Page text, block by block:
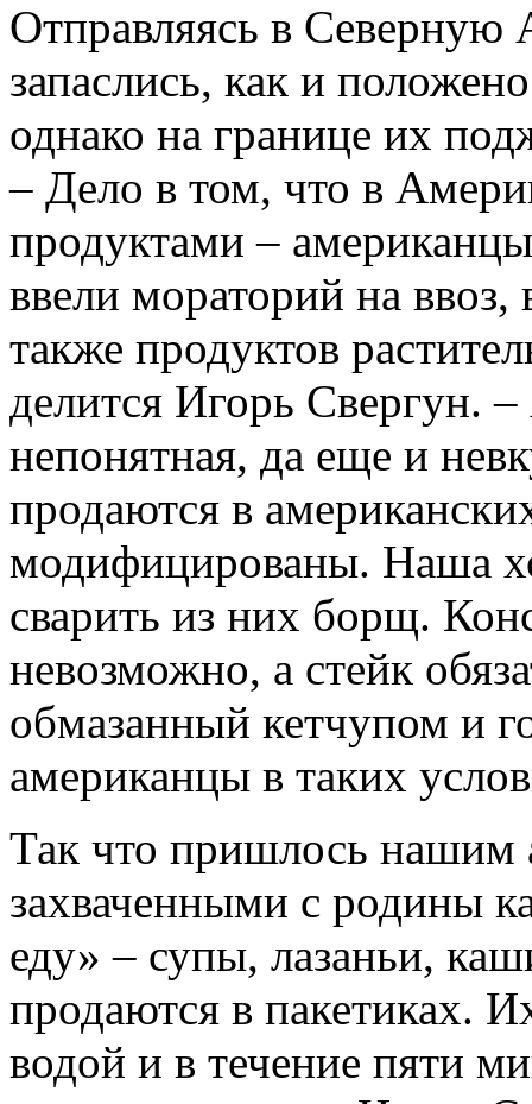
Отправляясь в Северную
запаслись, как и
однако на границе их
– Дело в том, что в
продуктами –
ввели мораторий на ввоз,
также продуктов
делится Игорь Свергун.
непонятная, да еще и
продаются в
модифицированы. Наша
сварить из них борщ.
невозможно, а стейк
обмазанный кетчупом и
американцы в таких
Так что пришлось нашим
захваченными с родины
еду» – супы, лазаньи,
продаются в пакетиках.
водой и в течение пяти